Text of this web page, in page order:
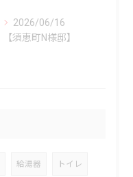
2026/06/16
【須恵町N様邸】
給湯器 トイレ